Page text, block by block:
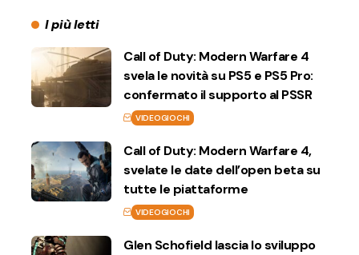
I più letti
Call of Duty: Modern Warfare 4
svela le novità su PS5 e PS5 Pro:
confermato il supporto al PSSR
VIDEOGIOCHI
Call of Duty: Modern Warfare 4,
svelate le date dell’open beta su
tutte le piattaforme
VIDEOGIOCHI
Glen Schofield lascia lo sviluppo